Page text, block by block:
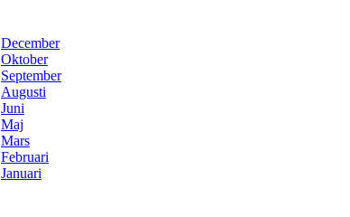
December
Oktober
September
Augusti
Juni
Maj
Mars
Februari
Januari